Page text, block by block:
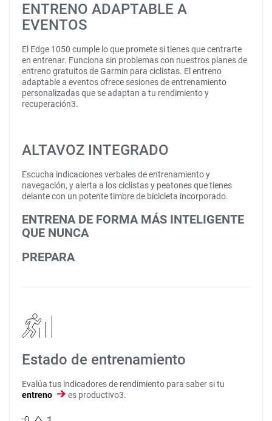
ENTRENO ADAPTABLE A
EVENTOS
El Edge 1050 cumple lo que promete si tienes que centrarte
en entrenar. Funciona sin problemas con nuestros planes de
entreno gratuitos de Garmin para ciclistas. El entreno
adaptable a eventos ofrece sesiones de entrenamiento
personalizadas que se adaptan a tu rendimiento y
recuperación3.
ALTAVOZ INTEGRADO
Escucha indicaciones verbales de entrenamiento y
navegación, y alerta a los ciclistas y peatones que tienes
delante con un potente timbre de bicicleta incorporado.
ENTRENA DE FORMA MÁS INTELIGENTE
QUE NUNCA
PREPARA
Estado de entrenamiento
Evalúa tus indicadores de rendimiento para saber si tu
entreno
es productivo3.